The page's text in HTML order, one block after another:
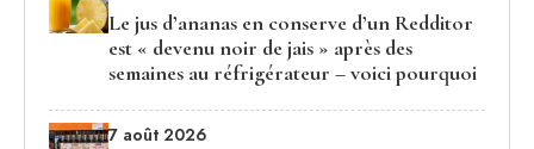
Le jus d’ananas en conserve d’un Redditor
est « devenu noir de jais » après des
semaines au réfrigérateur – voici pourquoi
7 août 2026